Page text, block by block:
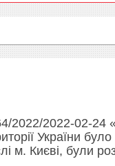
2022/2022-02-24
України
м. Києві, були